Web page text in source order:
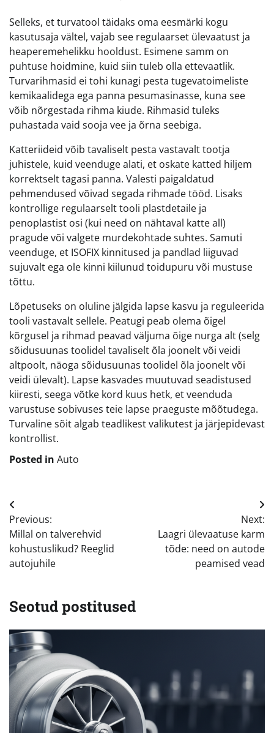
Selleks, et turvatool täidaks oma eesmärki kogu
kasutusaja vältel, vajab see regulaarset ülevaatust ja
heaperemehelikku hooldust. Esimene samm on
puhtuse hoidmine, kuid siin tuleb olla ettevaatlik.
Turvarihmasid ei tohi kunagi pesta tugevatoimeliste
kemikaalidega ega panna pesumasinasse, kuna see
võib nõrgestada rihma kiude. Rihmasid tuleks
puhastada vaid sooja vee ja õrna seebiga.
Katteriideid võib tavaliselt pesta vastavalt tootja
juhistele, kuid veenduge alati, et oskate katted hiljem
korrektselt tagasi panna. Valesti paigaldatud
pehmendused võivad segada rihmade tööd. Lisaks
kontrollige regulaarselt tooli plastdetaile ja
penoplastist osi (kui need on nähtaval katte all)
pragude või valgete murdekohtade suhtes. Samuti
veenduge, et ISOFIX kinnitused ja pandlad liiguvad
sujuvalt ega ole kinni kiilunud toidupuru või mustuse
tõttu.
Lõpetuseks on oluline jälgida lapse kasvu ja reguleerida
tooli vastavalt sellele. Peatugi peab olema õigel
kõrgusel ja rihmad peavad väljuma õige nurga alt (selg
sõidusuunas toolidel tavaliselt õla joonelt või veidi
altpoolt, näoga sõidusuunas toolidel õla joonelt või
veidi ülevalt). Lapse kasvades muutuvad seadistused
kiiresti, seega võtke kord kuus hetk, et veenduda
varustuse sobivuses teie lapse praeguste mõõtudega.
Turvaline sõit algab teadlikest valikutest ja järjepidevast
kontrollist.
Posted in Auto
Navigeerimine
Previous:
Millal on talverehvid
kohustuslikud? Reeglid
autojuhile
Next:
Laagri ülevaatuse karm
tõde: need on autode
peamised vead
Seotud postitused